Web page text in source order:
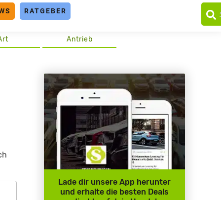
RATGEBER
Antrieb
Lade dir unsere App herunter
und erhalte die besten Deals